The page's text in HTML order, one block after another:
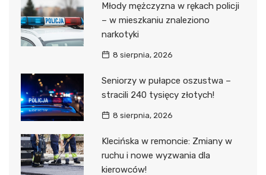
Młody mężczyzna w rękach policji
– w mieszkaniu znaleziono
narkotyki
8 sierpnia, 2026
Seniorzy w pułapce oszustwa –
stracili 240 tysięcy złotych!
8 sierpnia, 2026
Klecińska w remoncie: Zmiany w
ruchu i nowe wyzwania dla
kierowców!